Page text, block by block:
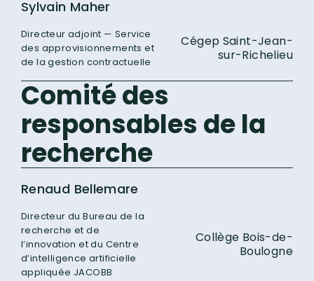
Sylvain Maher
Directeur adjoint — Service
des approvisionnements et
de la gestion contractuelle
Cégep Saint-Jean-
sur-Richelieu
Comité des
responsables de la
recherche
Renaud Bellemare
Directeur du Bureau de la
recherche et de
l’innovation et du Centre
d’intelligence artificielle
appliquée JACOBB
Collège Bois-de-
Boulogne